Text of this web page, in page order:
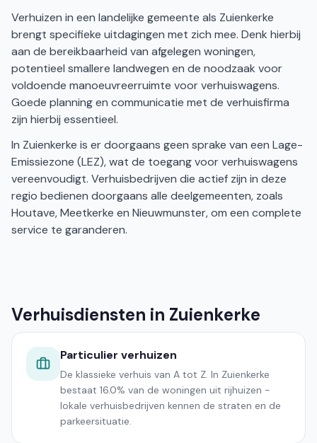
Verhuizen in een landelijke gemeente als Zuienkerke
brengt specifieke uitdagingen met zich mee. Denk hierbij
aan de bereikbaarheid van afgelegen woningen,
potentieel smallere landwegen en de noodzaak voor
voldoende manoeuvreerruimte voor verhuiswagens.
Goede planning en communicatie met de verhuisfirma
zijn hierbij essentieel.
In Zuienkerke is er doorgaans geen sprake van een Lage-
Emissiezone (LEZ), wat de toegang voor verhuiswagens
vereenvoudigt. Verhuisbedrijven die actief zijn in deze
regio bedienen doorgaans alle deelgemeenten, zoals
Houtave, Meetkerke en Nieuwmunster, om een complete
service te garanderen.
Verhuisdiensten in Zuienkerke
Particulier verhuizen
De klassieke verhuis van A tot Z. In Zuienkerke
bestaat 16.0% van de woningen uit rijhuizen -
lokale verhuisbedrijven kennen de straten en de
parkeersituatie.